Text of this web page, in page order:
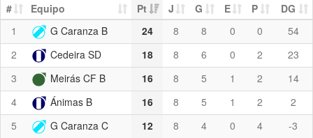
# Equipo Pt J G E P
DG
1
G Caranza B 24 8 8 0 0
54
2
Cedeira SD 18 8 6 0 2
23
3
Meirás CF B 16 8 5 1 2
14
4
Ánimas B 16 8 5 1 2
2
5
G Caranza C 12 8 4 0 4
-3